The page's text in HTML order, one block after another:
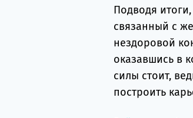
Подводя
связанный с
нездоровой
оказавшись в
силы стоит,
построить